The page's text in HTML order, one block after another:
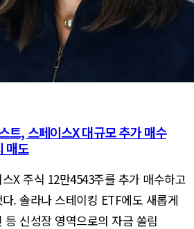
트, 스페이스X 대규모 추가 매수
매도
X 주식 12만4543주를 추가 매수하고
. 솔라나 스테이킹 ETF에도 새롭게
등 신성장 영역으로의 자금 쏠림